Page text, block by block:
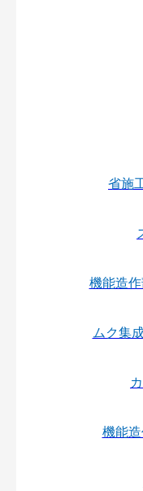
省施
機能造
ムク集
機能